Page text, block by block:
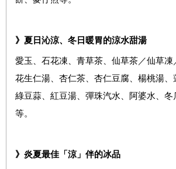
》夏日沁涼、冬日暖胃的涼水甜湯
愛玉、石花凍、青草茶、仙草茶／仙草凍
花生仁湯、杏仁茶、杏仁豆腐、楊桃湯、
綠豆蒜、紅豆湯、彈珠汽水、阿婆水、
等。
》炎夏最佳「涼」伴的冰品